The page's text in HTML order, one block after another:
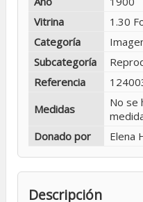
Vitrina
1.30
Categoría
Subcategoría
Referencia
Medidas
No se
Donado por
Elena
Descripción